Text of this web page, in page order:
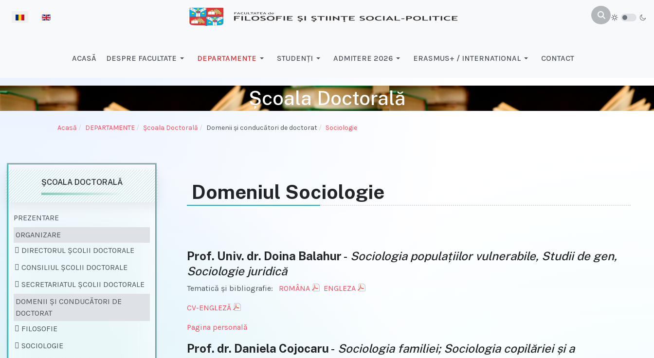
Selectați limba dvs
ACASĂ DESPRE FACULTATE DEPARTAMENTE STUDENŢI ADMITERE 2026 ERASMUS+ / INTERNATIONAL CONTACT
Școala Doctorală
Acasă DEPARTAMENTE Şcoala Doctorală Domenii şi conducători de doctorat Sociologie
Domeniul Sociologie
Prof. Univ. dr. Doina Balahur - Sociologia populațiilor vulnerabile, Studii de gen,
Sociologie juridică
Tematică şi bibliografie: ROMÂNA ENGLEZA
CV-ENGLEZĂ
Pagina personală
Prof. dr. Daniela Cojocaru - Sociologia familiei; Sociologia copilăriei și a
ŞCOALA DOCTORALĂ
PREZENTARE
ORGANIZARE
DIRECTORUL ȘCOLII DOCTORALE
CONSILIUL ȘCOLII DOCTORALE
SECRETARIATUL ȘCOLII DOCTORALE
DOMENII ŞI CONDUCĂTORI DE
DOCTORAT
FILOSOFIE
SOCIOLOGIE